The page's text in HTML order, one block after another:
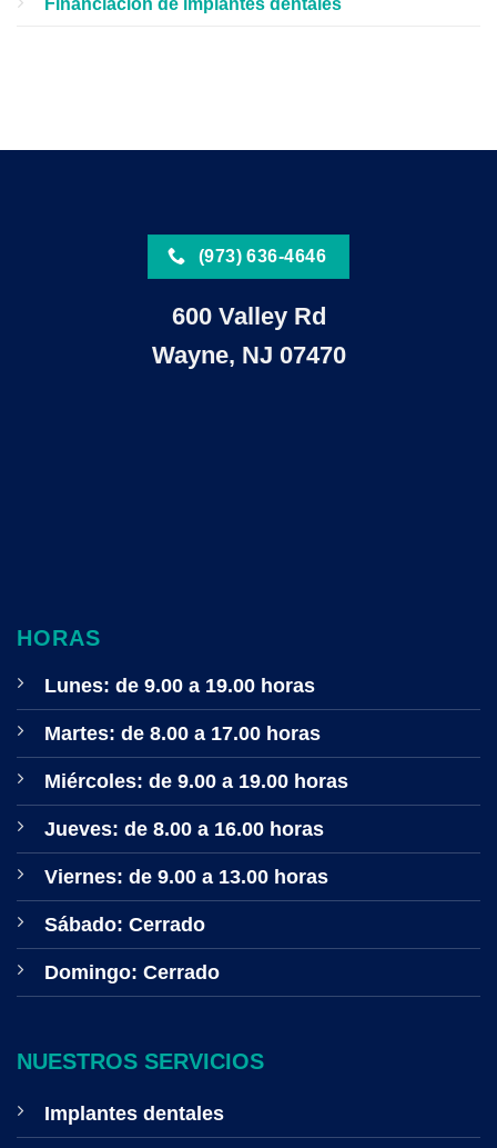
Financiación de implantes dentales
(973) 636-4646
600 Valley Rd
Wayne, NJ 07470
HORAS
Lunes: de 9.00 a 19.00 horas
Martes: de 8.00 a 17.00 horas
Miércoles: de 9.00 a 19.00 horas
Jueves: de 8.00 a 16.00 horas
Viernes: de 9.00 a 13.00 horas
Sábado: Cerrado
Domingo: Cerrado
NUESTROS SERVICIOS
Implantes dentales